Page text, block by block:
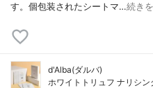
す。個包装されたシートマ…続き
d'Alba(ダルバ)
ホワイトトリュフ ナリシ